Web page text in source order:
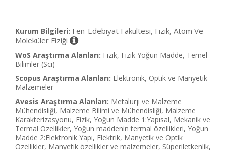
Kurum Bilgileri: Fen-Edebiyat Fakültesi, Fizik, Atom Ve
Moleküler Fiziği
WoS Araştırma Alanları: Fizik, Fizik Yoğun Madde, Temel
Bilimler (Sci)
Scopus Araştırma Alanları: Elektronik, Optik ve Manyetik
Malzemeler
Avesis Araştırma Alanları: Metalurji ve Malzeme
Mühendisliği, Malzeme Bilimi ve Mühendisliği, Malzeme
Karakterizasyonu, Fizik, Yoğun Madde 1:Yapısal, Mekanik ve
Termal Özellikler, Yoğun maddenin termal özellikleri, Yoğun
Madde 2:Elektronik Yapı, Elektrik, Manyetik ve Optik
Özellikler, Manyetik özellikler ve malzemeler, Süperiletkenlik,